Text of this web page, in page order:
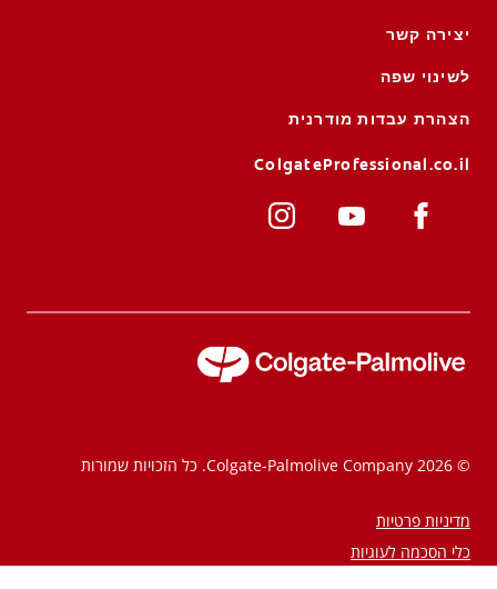
יצירה קשר
לשינוי שפה
הצהרת עבדות מודרנית
ColgateProfessional.co.il
© 2026 Colgate-Palmolive Company. כל הזכויות שמורות
מדיניות פרטיות
כלי הסכמה לעוגיות